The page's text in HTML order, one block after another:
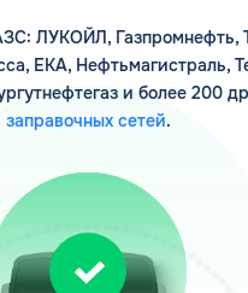
ЛУКОЙЛ, Газпромнефть,
ЕКА, Нефтьмагистраль,
и более 200
заправочных сетей.